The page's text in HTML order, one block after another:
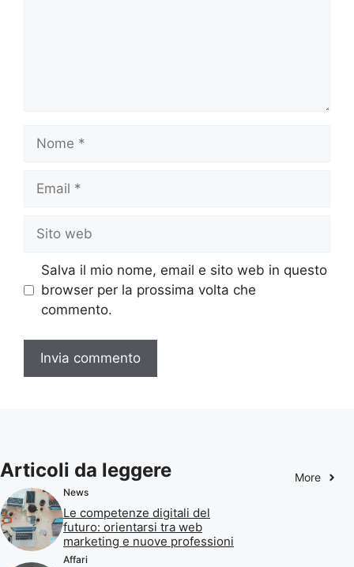
web
Salva il mio nome, email e sito web in questo
browser per la prossima volta che
commento.
Articoli da leggere More
News
Le competenze digitali del
futuro: orientarsi tra web
marketing e nuove professioni
Affari